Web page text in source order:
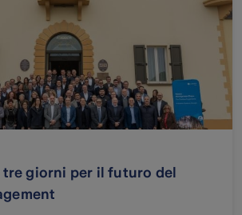
giorni per il futuro del